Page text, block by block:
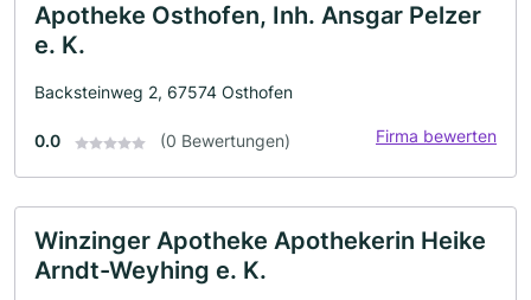
Apotheke Osthofen, Inh. Ansgar Pelzer
e. K.
Backsteinweg 2, 67574 Osthofen
0.0 (0 Bewertungen) Firma bewerten
Winzinger Apotheke Apothekerin Heike
Arndt-Weyhing e. K.